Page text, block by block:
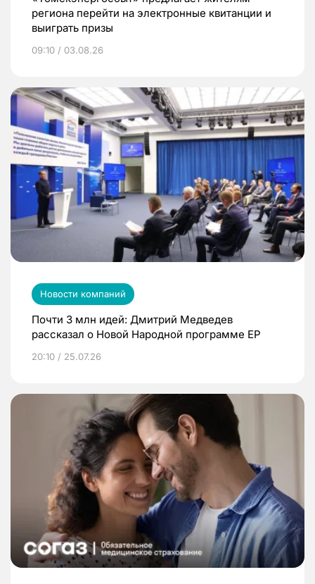
региона перейти на электронные квитанции и
выиграть призы
09:10 / 03.08.26
Новости компаний
Почти 3 млн идей: Дмитрий Медведев
рассказал о Новой Народной программе ЕР
20:10 / 25.07.26